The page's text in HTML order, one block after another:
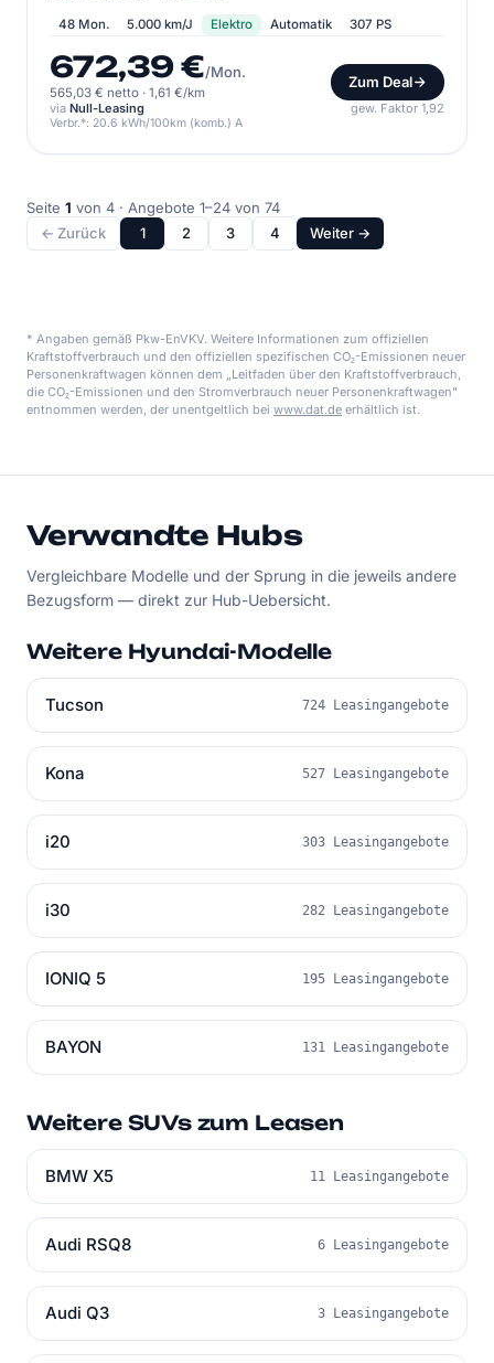
48 Mon. 5.000 km/J Elektro Automatik 307 PS
672,39 €/Mon.
565,03 € netto · 1,61 €/km
Zum Deal
via Null-Leasing gew. Faktor 1,92
Verbr.*: 20.6 kWh/100km (komb.) A
Seite 1 von 4 · Angebote 1–24 von 74
← Zurück
1 2 3 4 Weiter →
* Angaben gemäß Pkw-EnVKV. Weitere Informationen zum offiziellen
Kraftstoffverbrauch und den offiziellen spezifischen CO₂-Emissionen neuer
Personenkraftwagen können dem „Leitfaden über den Kraftstoffverbrauch,
die CO₂-Emissionen und den Stromverbrauch neuer Personenkraftwagen"
entnommen werden, der unentgeltlich bei www.dat.de erhältlich ist.
Verwandte Hubs
Vergleichbare Modelle und der Sprung in die jeweils andere
Bezugsform — direkt zur Hub-Uebersicht.
Weitere Hyundai-Modelle
Tucson 724 Leasingangebote
Kona 527 Leasingangebote
i20 303 Leasingangebote
i30 282 Leasingangebote
IONIQ 5 195 Leasingangebote
BAYON 131 Leasingangebote
Weitere SUVs zum Leasen
BMW X5 11 Leasingangebote
Audi RSQ8 6 Leasingangebote
Audi Q3 3 Leasingangebote